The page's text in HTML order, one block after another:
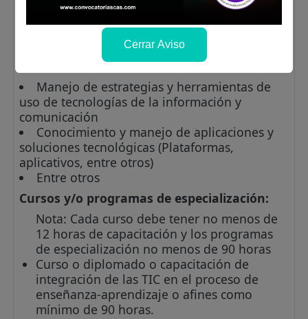
educación: 10 meses como docente a cargo
del aula de innovación o la que haga sus
Conocimientos técnicos:
Manejo de estrategias y herramientas de
uso de tecnologías de la información y
comunicación
Conocimiento y manejo de aplicaciones y
soluciones tecnológicas (Plataformas,
aplicativos, entre otros)
Entre otros
Cursos y/o programas de especialización:
Nota: Cada curso debe tener no menos de
12 horas de capacitación y los programas
de especialización no menos de 90 horas
Curso o diplomado o capacitación de
integración de las TIC en el proceso de
enseñanza-aprendizaje o afines como
mínimo de 90 horas.
Cerrar Aviso